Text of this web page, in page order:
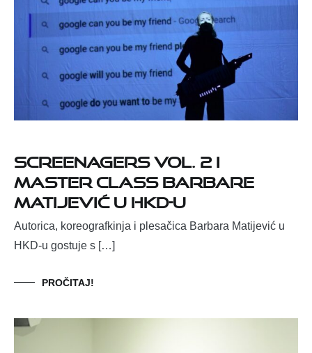
Screenagers Vol. 2 i
master class Barbare
Matijević u HKD-u
Autorica, koreografkinja i plesačica Barbara Matijević u
HKD-u gostuje s […]
PROČITAJ!